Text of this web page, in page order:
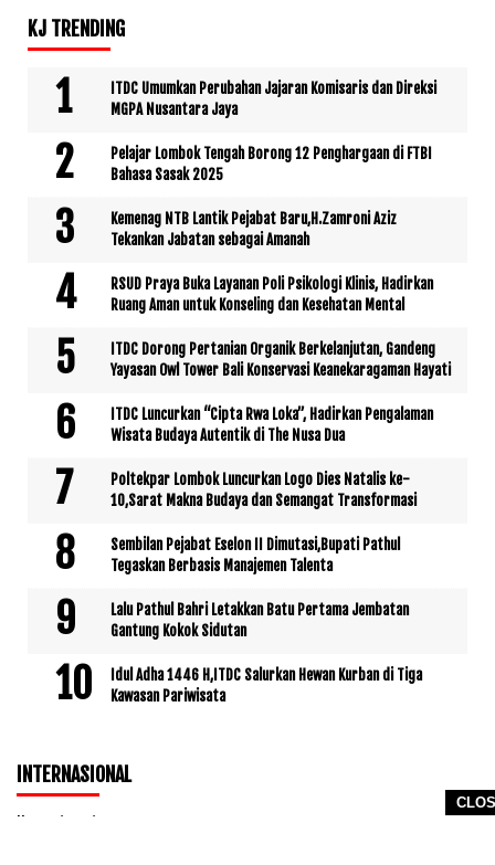
KJ TRENDING
ITDC Umumkan Perubahan Jajaran Komisaris dan Direksi
MGPA Nusantara Jaya
Pelajar Lombok Tengah Borong 12 Penghargaan di FTBI
Bahasa Sasak 2025
Kemenag NTB Lantik Pejabat Baru,H.Zamroni Aziz
Tekankan Jabatan sebagai Amanah
RSUD Praya Buka Layanan Poli Psikologi Klinis, Hadirkan
Ruang Aman untuk Konseling dan Kesehatan Mental
ITDC Dorong Pertanian Organik Berkelanjutan, Gandeng
Yayasan Owl Tower Bali Konservasi Keanekaragaman Hayati
ITDC Luncurkan “Cipta Rwa Loka”, Hadirkan Pengalaman
Wisata Budaya Autentik di The Nusa Dua
Poltekpar Lombok Luncurkan Logo Dies Natalis ke-
10,Sarat Makna Budaya dan Semangat Transformasi
Sembilan Pejabat Eselon II Dimutasi,Bupati Pathul
Tegaskan Berbasis Manajemen Talenta
Lalu Pathul Bahri Letakkan Batu Pertama Jembatan
Gantung Kokok Sidutan
Idul Adha 1446 H,ITDC Salurkan Hewan Kurban di Tiga
Kawasan Pariwisata
INTERNASIONAL
No posts yet.